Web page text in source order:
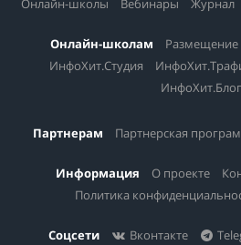
Онлайн-школы
Вебинары Журнал
Онлайн-школам Размещение
ИнфоХит.Студия
Партнерам Партнерская
Информация О проекте
Политика
Соцсети Вконтакте